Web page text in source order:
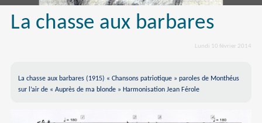
La chasse aux barbares
Lundi 10 février 2014
La chasse aux barbares (1915) « Chansons patriotique » paroles de Monthéus
sur l’air de « Auprès de ma blonde » Harmonisation Jean Férole